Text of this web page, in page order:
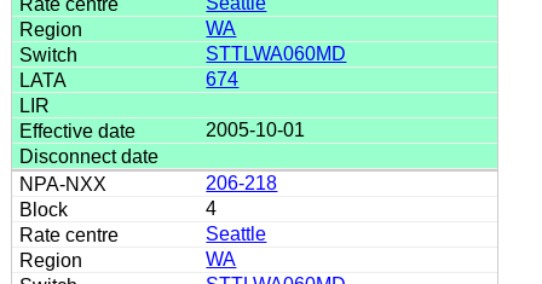
WA
STTLWA060MD
674
2005-10-01
206-218
4
Seattle
WA